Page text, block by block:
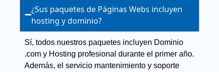
¿Sus paquetes de Páginas Webs incluyen
hosting y dominio?
Sí, todos nuestros paquetes incluyen Dominio
.com y Hosting profesional durante el primer año.
Además, el servicio mantenimiento y soporte